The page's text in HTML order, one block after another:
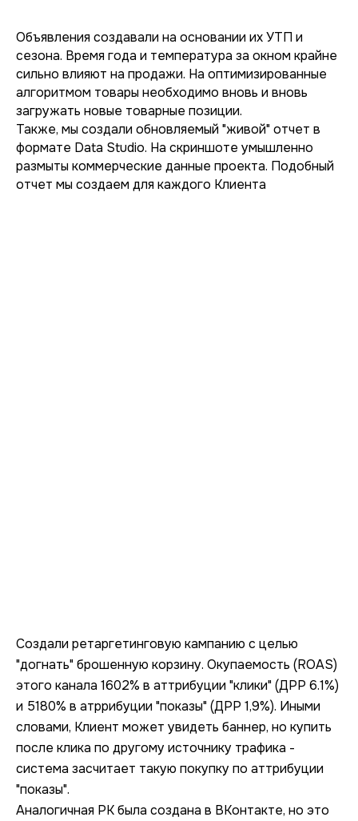
Объявления создавали на основании их УТП и
сезона. Время года и температура за окном крайне
сильно влияют на продажи. На оптимизированные
алгоритмом товары необходимо вновь и вновь
загружать новые товарные позиции.
Также, мы создали обновляемый "живой" отчет в
формате Data Studio. На скриншоте умышленно
размыты коммерческие данные проекта. Подобный
отчет мы создаем для каждого Клиента
Создали ретаргетинговую кампанию с целью
"догнать" брошенную корзину. Окупаемость (ROAS)
этого канала 1602% в аттрибуции "клики" (ДРР 6.1%)
и 5180% в атррибуции "показы" (ДРР 1,9%). Иными
словами, Клиент может увидеть баннер, но купить
после клика по другому источнику трафика -
система засчитает такую покупку по аттрибуции
"показы".
Аналогичная РК была создана в ВКонтакте, но это
Номер телефона
Комментарий